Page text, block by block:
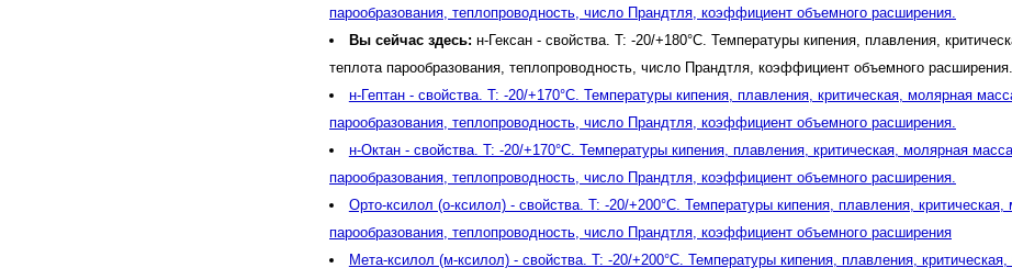
парообразования, теплопроводность, число Прандтля, коэффициент объемного расширения.
Вы сейчас здесь: н-Гексан - свойства. T: -20/+180°C. Температуры кипения, плавления,
теплота парообразования, теплопроводность, число Прандтля, коэффициент объемного расширения.
н-Гептан - свойства. T: -20/+170°C. Температуры кипения, плавления, критическая, молярная
парообразования, теплопроводность, число Прандтля, коэффициент объемного расширения.
н-Октан - свойства. T: -20/+170°C. Температуры кипения, плавления, критическая, молярная
парообразования, теплопроводность, число Прандтля, коэффициент объемного расширения.
Орто-ксилол (о-ксилол) - свойства. T: -20/+200°C. Температуры кипения, плавления,
парообразования, теплопроводность, число Прандтля, коэффициент объемного расширения
Мета-ксилол (м-ксилол) - свойства. T: -20/+200°C. Температуры кипения, плавления,